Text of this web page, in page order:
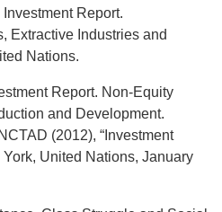
Report.
Extractive Industries and
Nations.
Report. Non-Equity
and Development.
(2012), “Investment
York, United Nations, January